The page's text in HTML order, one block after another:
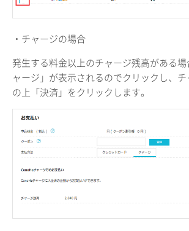
・チャージの場合
発生する料金以上のチャージ残高がある
ャージ」が表示されるのでクリックし、
の上「決済」をクリックします。